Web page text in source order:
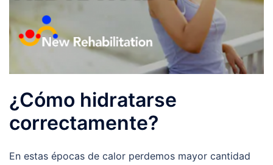
¿Cómo hidratarse
correctamente?
En estas épocas de calor perdemos mayor cantidad